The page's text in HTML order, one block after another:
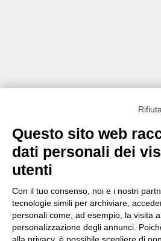
Questo sito web
dati personali dei
utenti
Con il tuo consenso, noi e i nostri
tecnologie simili per archiviare,
personali come, ad esempio, la visita
personalizzazione degli annunci.